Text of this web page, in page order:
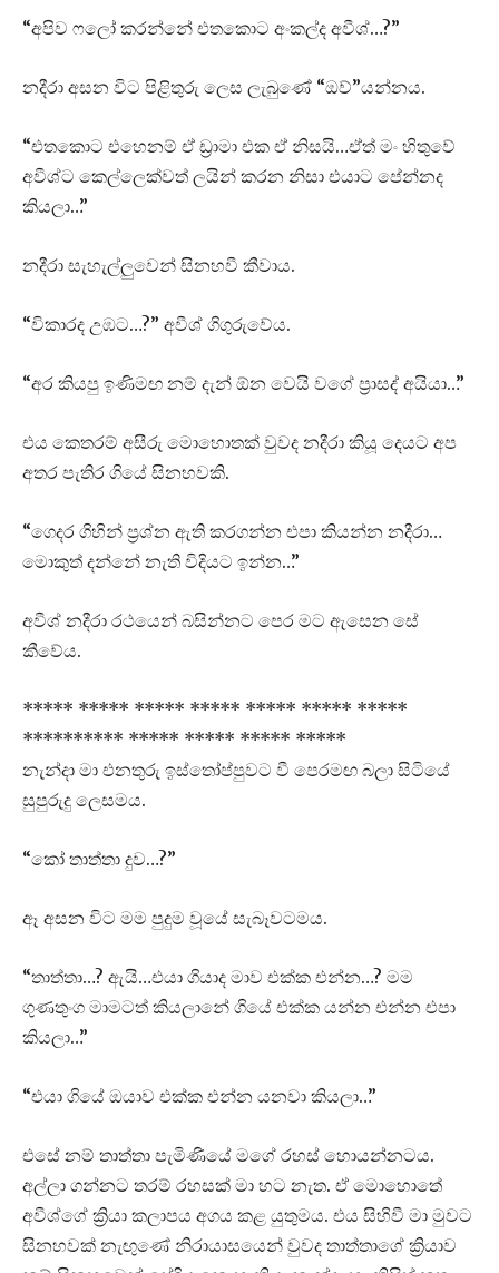
“අපිව ෆලෝ කරන්නේ එතකොට අංකල්ද අවීශ්…?”
නදීරා අසන විට පිළිතුරු ලෙස ලැබුණේ “ඔව්”යන්නය.
“එතකොට එහෙනම් ඒ ඩ්‍රාමා එක ඒ නිසයි…ඒත් මං හිතුවේ
අවීශ්ට කෙල්ලෙක්වත් ලයින් කරන නිසා එයාට පේන්නද
කියලා…”
නදීරා සැහැල්ලුවෙන් සිනහවී කීවාය.
“විකාරද උඹට…?” අවීශ් ගිගුරුවේය.
“අර කියපු ඉණිමඟ නම් දැන් ඕන වෙයි වගේ ප්‍රාසද් අයියා…”
එය කෙතරම් අසීරු මොහොතක් වුවද නදීරා කියූ දෙයට අප
අතර පැතිර ගියේ සිනහවකි.
“ගෙදර ගිහින් ප්‍රශ්න ඇති කරගන්න එපා කියන්න නදීරා…
මොකුත් දන්නේ නැති විදියට ඉන්න…”
අවීශ් නදීරා රථයෙන් බසින්නට පෙර මට ඇසෙන සේ
කීවේය.
***** ***** ***** ***** ***** ***** *****
********** ***** ***** ***** *****
නැන්දා මා එනතුරු ඉස්තෝප්පුවට වී පෙරමඟ බලා සිටියේ
සුපුරුදු ලෙසමය.
“කෝ තාත්තා දුව…?”
ඈ අසන විට මම පුදුම වූයේ සැබෑවටමය.
“තාත්තා…? ඇයි…එයා ගියාද මාව එක්ක එන්න…? මම
ගුණතුංග මාමටත් කියලානේ ගියේ එක්ක යන්න එන්න එපා
කියලා…”
“එයා ගියේ ඔයාව එක්ක එන්න යනවා කියලා…”
එසේ නම් තාත්තා පැමිණියේ මගේ රහස් හොයන්නටය.
අල්ලා ගන්නට තරම් රහසක් මා හට නැත. ඒ මොහොතේ
අවීශ්ගේ ක්‍රියා කලාපය අගය කළ යුතුමය. එය සිහිවී මා මුවට
සිනහවක් නැඟුණේ නිරායාසයෙන් වුවද තාත්තාගේ ක්‍රියාව